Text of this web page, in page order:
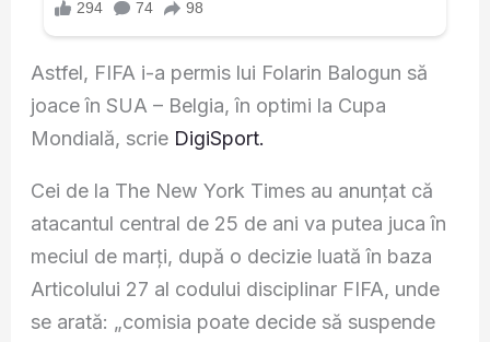
Astfel, FIFA i-a permis lui Folarin Balogun să
joace în SUA – Belgia, în optimi la Cupa
Mondială, scrie DigiSport.
Cei de la The New York Times au anunțat că
atacantul central de 25 de ani va putea juca în
meciul de marți, după o decizie luată în baza
Articolului 27 al codului disciplinar FIFA, unde
se arată: „comisia poate decide să suspende